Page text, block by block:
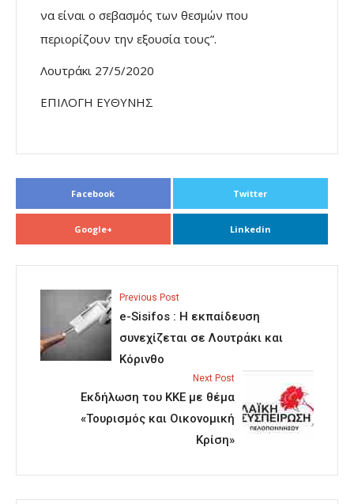
να είναι ο σεβασμός των θεσμών που
περιορίζουν την εξουσία τους”.
Λουτράκι 27/5/2020
ΕΠΙΛΟΓΗ ΕΥΘΥΝΗΣ
Facebook Twitter
Google+ Linkedin
Previous Post
e-Sisifos : Η εκπαίδευση
συνεχίζεται σε Λουτράκι και
Κόρινθο
Next Post
Εκδήλωση του ΚΚΕ με θέμα
«Τουρισμός και Οικονομική
Κρίση»